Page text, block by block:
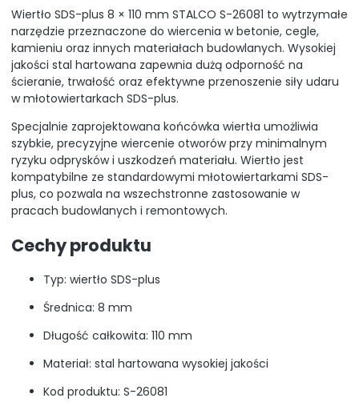
Wiertło SDS-plus 8 × 110 mm STALCO S-26081 to wytrzymałe
narzędzie przeznaczone do wiercenia w betonie, cegle,
kamieniu oraz innych materiałach budowlanych. Wysokiej
jakości stal hartowana zapewnia dużą odporność na
ścieranie, trwałość oraz efektywne przenoszenie siły udaru
w młotowiertarkach SDS-plus.
Specjalnie zaprojektowana końcówka wiertła umożliwia
szybkie, precyzyjne wiercenie otworów przy minimalnym
ryzyku odprysków i uszkodzeń materiału. Wiertło jest
kompatybilne ze standardowymi młotowiertarkami SDS-
plus, co pozwala na wszechstronne zastosowanie w
pracach budowlanych i remontowych.
Cechy produktu
Typ: wiertło SDS-plus
Średnica: 8 mm
Długość całkowita: 110 mm
Materiał: stal hartowana wysokiej jakości
Kod produktu: S-26081